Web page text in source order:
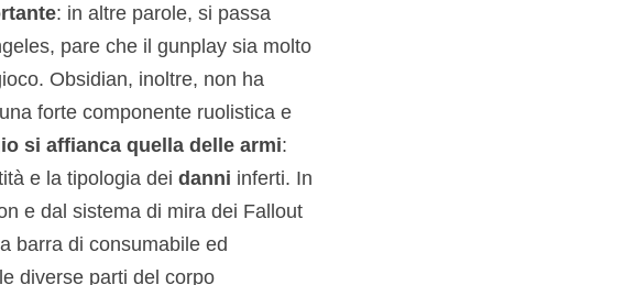
: in altre parole, si passa
pare che il gunplay sia molto
Obsidian, inoltre, non ha
forte componente ruolistica e
si affianca quella delle armi:
e la tipologia dei danni inferti. In
e dal sistema di mira dei Fallout
barra di consumabile ed
diverse parti del corpo